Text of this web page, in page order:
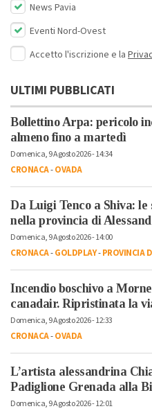
News Pavia
Eventi Nord-Ovest
Accetto l'iscrizione e la
ULTIMI PUBBLICATI
Bollettino Arpa: pericolo
almeno fino a martedì
Domenica, 9 Agosto 2026 - 14:34
CRONACA-OVADA
Da Luigi Tenco a Shiva:
nella provincia di
Domenica, 9 Agosto 2026 - 14:00
CRONACA-GOLDPLAY-PROVINCIA
Incendio boschivo a
canadair. Ripristinata la
Domenica, 9 Agosto 2026 - 12:33
CRONACA-OVADA
L’artista alessandrina
Padiglione Grenada alla
Domenica, 9 Agosto 2026 - 12:01